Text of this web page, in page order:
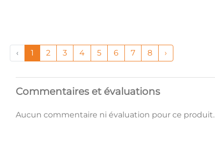
‹ 1 2 3 4 5 6 7 8 ›
Commentaires et évaluations
Aucun commentaire ni évaluation pour ce produit.